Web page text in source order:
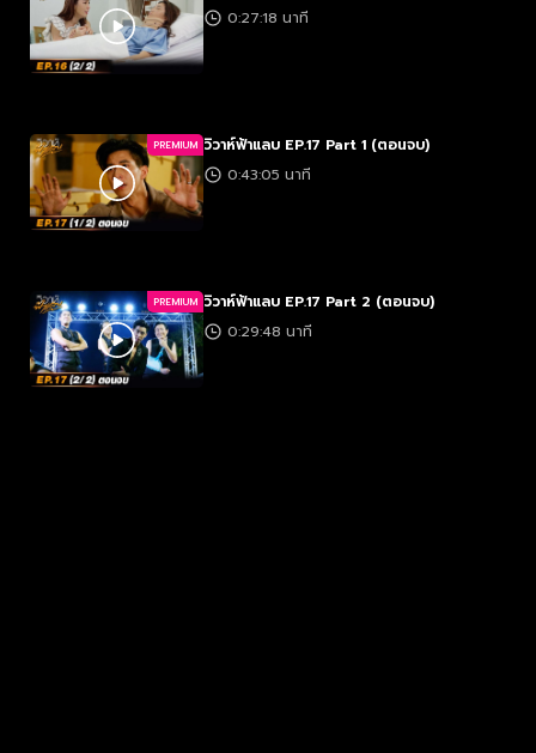
0:27:18 นาที
PREMIUM วิวาห์ฟ้าแลบ EP.17 Part 1 (ตอนจบ)
0:43:05 นาที
PREMIUM วิวาห์ฟ้าแลบ EP.17 Part 2 (ตอนจบ)
0:29:48 นาที